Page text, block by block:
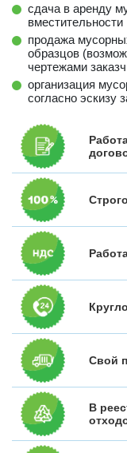
сдача в аренду
вместительности
продажа
образцов
чертежами
организация
согласно эскизу
Свой
В